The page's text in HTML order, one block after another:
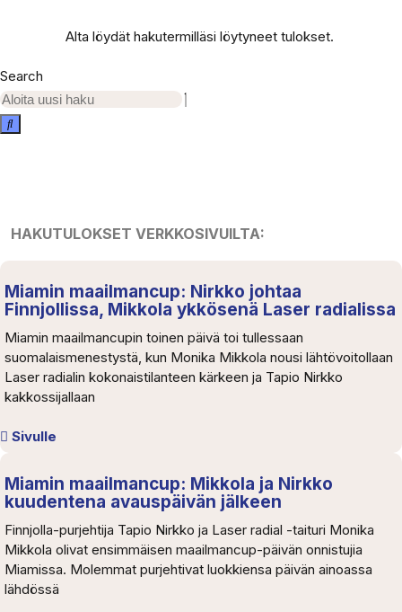
Alta löydät hakutermilläsi löytyneet tulokset.
Search
HAKUTULOKSET VERKKOSIVUILTA:
Miamin maailmancup: Nirkko johtaa
Finnjollissa, Mikkola ykkösenä Laser radialissa
Miamin maailmancupin toinen päivä toi tullessaan
suomalaismenestystä, kun Monika Mikkola nousi lähtövoitollaan
Laser radialin kokonaistilanteen kärkeen ja Tapio Nirkko
kakkossijallaan
Sivulle
Miamin maailmancup: Mikkola ja Nirkko
kuudentena avauspäivän jälkeen
Finnjolla-purjehtija Tapio Nirkko ja Laser radial -taituri Monika
Mikkola olivat ensimmäisen maailmancup-päivän onnistujia
Miamissa. Molemmat purjehtivat luokkiensa päivän ainoassa
lähdössä